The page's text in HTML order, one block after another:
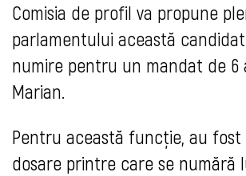
Comisia de profil va propune
parlamentului această
numire pentru un mandat de 6
Marian.
Pentru această funcție, au fost
dosare printre care se numără